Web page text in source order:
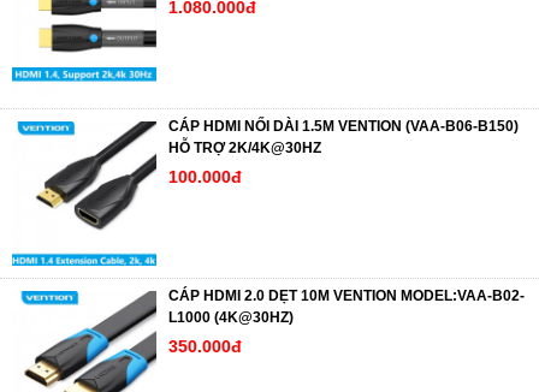
1.080.000đ
CÁP HDMI NỐI DÀI 1.5M VENTION (VAA-B06-B150)
HỖ TRỢ 2K/4K@30HZ
100.000đ
CÁP HDMI 2.0 DẸT 10M VENTION MODEL:VAA-B02-
L1000 (4K@30HZ)
350.000đ